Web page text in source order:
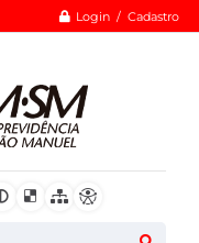
Login / Cadastro